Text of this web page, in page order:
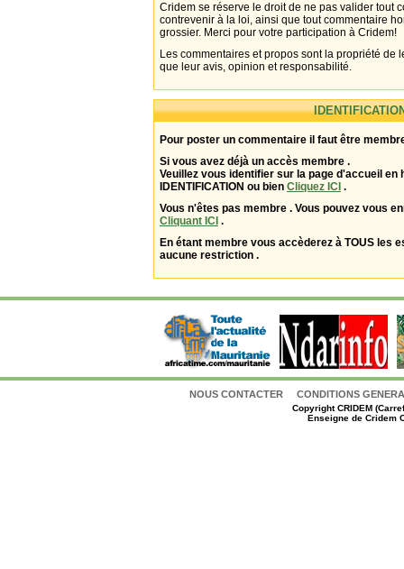
Cridem se réserve le droit de ne pas valider tout
contrevenir à la loi, ainsi que tout commentaire
grossier. Merci pour votre participation à Cridem!
Les commentaires et propos sont la propriété de
que leur avis, opinion et responsabilité.
Pour poster un commentaire il faut être
Si vous avez déjà un accès membre .
Veuillez vous identifier sur la page d'accueil en
IDENTIFICATION ou bien Cliquez ICI .
Vous n'êtes pas membre . Vous pouvez vous
Cliquant ICI .
En étant membre vous accèderez à TOUS les
aucune restriction .
NOUS CONTACTER CONDITIONS
CopyrightCRIDEM
Enseigne de Cridem